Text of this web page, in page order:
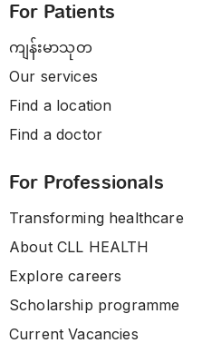
For Patients
ကျန်းမာသုတ
Our services
Find a location
Find a doctor
For Professionals
Transforming healthcare
About CLL HEALTH
Explore careers
Scholarship programme
Current Vacancies